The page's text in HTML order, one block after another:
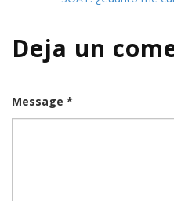
Deja un
Message *